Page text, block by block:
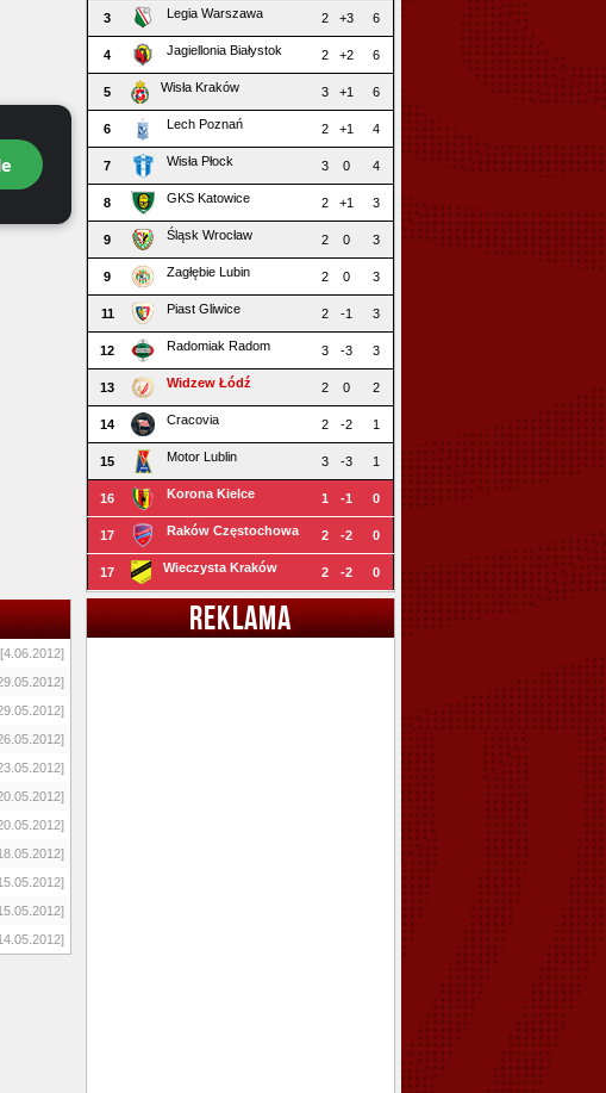
[4.06.2012]
3 Legia Warszawa 2 +3 6
4 Jagiellonia Białystok 2 +2 6
5 Wisła Kraków 3 +1 6
6 Lech Poznań 2 +1 4
7 Wisła Płock 3 0 4
8 GKS Katowice 2 +1 3
9 Śląsk Wrocław 2 0 3
9 Zagłębie Lubin 2 0 3
11 Piast Gliwice 2 -1 3
12 Radomiak Radom 3 -3 3
13 Widzew Łódź 2 0 2
14 Cracovia 2 -2 1
15 Motor Lublin 3 -3 1
16 Korona Kielce 1 -1 0
17 Raków Częstochowa 2 -2 0
17 Wieczysta Kraków 2 -2 0
REKLAMA